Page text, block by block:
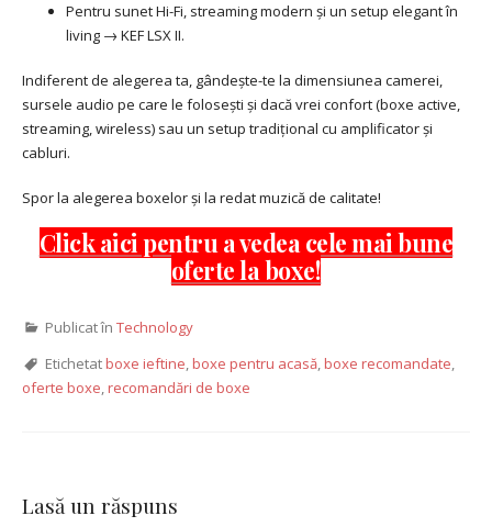
Pentru sunet Hi-Fi, streaming modern și un setup elegant în
living → KEF LSX II.
Indiferent de alegerea ta, gândește-te la dimensiunea camerei,
sursele audio pe care le folosești și dacă vrei confort (boxe active,
streaming, wireless) sau un setup tradițional cu amplificator și
cabluri.
Spor la alegerea boxelor și la redat muzică de calitate!
Click aici pentru a vedea cele mai bune
oferte la boxe!
Publicat în Technology
Etichetatboxe ieftine,boxe pentru acasă,boxe recomandate,
oferte boxe,recomandări de boxe
Lasă un răspuns